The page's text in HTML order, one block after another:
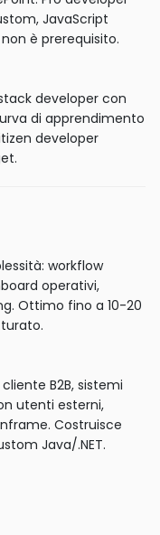
JavaScript
è prerequisito.
developer con
di apprendimento
developer
workflow
operativi,
Ottimo fino a 10-20
B2B, sistemi
utenti esterni,
Costruisce
Java/.NET.